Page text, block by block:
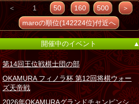
＜ 1 50 160 500
＞
maroの順位(142224位)付近へ
開催中のイベント ▲
第14回王位戦棋士団の部
OKAMURA フィノラ杯 第12回将棋ウォー
ズ天帝戦
2026年OKAMURAグランドチャンピンシ